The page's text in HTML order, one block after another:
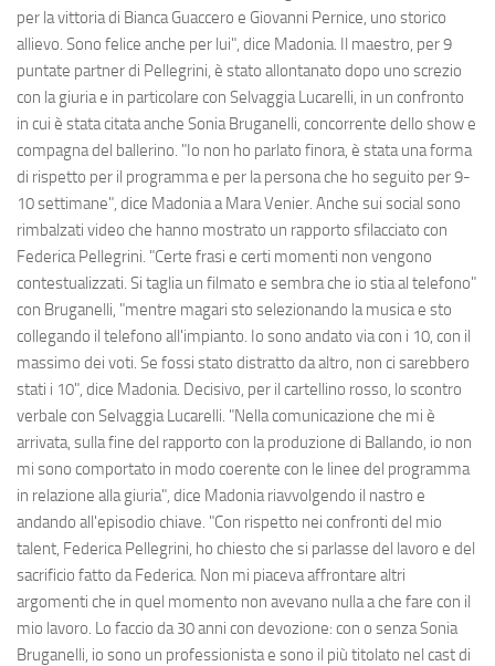
per la vittoria di Bianca Guaccero e Giovanni Pernice, uno storico
allievo. Sono felice anche per lui", dice Madonia. Il maestro, per 9
puntate partner di Pellegrini, è stato allontanato dopo uno screzio
con la giuria e in particolare con Selvaggia Lucarelli, in un confronto
in cui è stata citata anche Sonia Bruganelli, concorrente dello show e
compagna del ballerino. "Io non ho parlato finora, è stata una forma
di rispetto per il programma e per la persona che ho seguito per 9-
10 settimane", dice Madonia a Mara Venier. Anche sui social sono
rimbalzati video che hanno mostrato un rapporto sfilacciato con
Federica Pellegrini. "Certe frasi e certi momenti non vengono
contestualizzati. Si taglia un filmato e sembra che io stia al telefono"
con Bruganelli, "mentre magari sto selezionando la musica e sto
collegando il telefono all'impianto. Io sono andato via con i 10, con il
massimo dei voti. Se fossi stato distratto da altro, non ci sarebbero
stati i 10", dice Madonia. Decisivo, per il cartellino rosso, lo scontro
verbale con Selvaggia Lucarelli. "Nella comunicazione che mi è
arrivata, sulla fine del rapporto con la produzione di Ballando, io non
mi sono comportato in modo coerente con le linee del programma
in relazione alla giuria", dice Madonia riavvolgendo il nastro e
andando all'episodio chiave. "Con rispetto nei confronti del mio
talent, Federica Pellegrini, ho chiesto che si parlasse del lavoro e del
sacrificio fatto da Federica. Non mi piaceva affrontare altri
argomenti che in quel momento non avevano nulla a che fare con il
mio lavoro. Lo faccio da 30 anni con devozione: con o senza Sonia
Bruganelli, io sono un professionista e sono il più titolato nel cast di